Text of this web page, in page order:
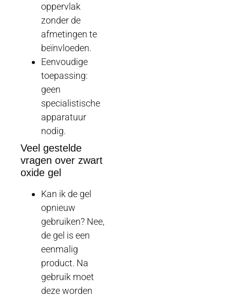
oppervlak
zonder de
afmetingen te
beïnvloeden.
Eenvoudige
toepassing:
geen
specialistische
apparatuur
nodig.
Veel gestelde
vragen over zwart
oxide gel
Kan ik de gel
opnieuw
gebruiken? Nee,
de gel is een
eenmalig
product. Na
gebruik moet
deze worden